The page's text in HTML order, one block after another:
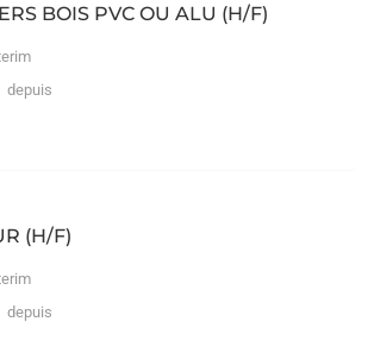
BOIS PVC OU ALU (H/F)
depuis
(H/F)
depuis